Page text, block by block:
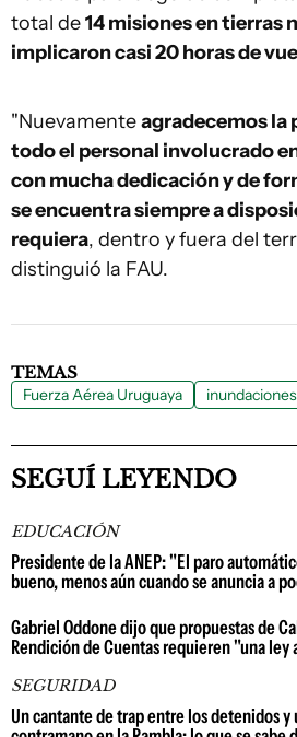
total de14 misiones en tierras
implicaron casi 20 horas de
"Nuevamenteagradecemos la
todo el personal involucrado
con mucha dedicación y de
se encuentra siempre a
requiera, dentro y fuera del
distinguió la FAU.
TEMAS
Fuerza Aérea Uruguaya inundaciones
SEGUÍ LEYENDO
EDUCACIÓN
Presidente de la ANEP: "El paro
bueno, menos aún cuando se anuncia a
Gabriel Oddone dijo que propuestas de
Rendición de Cuentas requieren "una ley
SEGURIDAD
Un cantante de trap entre los detenidos y